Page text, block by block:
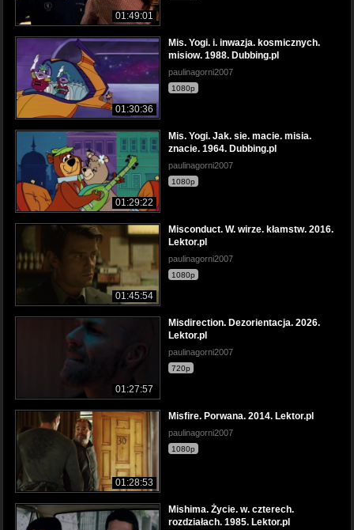
01:49:01
01:30:36
Mis. Yogi. i. inwazja. kosmicznych.
misiow. 1988. Dubbing.pl
paulinagorni2007
1080p
01:29:22
Mis. Yogi. Jak. sie. macie. misia.
znacie. 1964. Dubbing.pl
paulinagorni2007
1080p
01:45:54
Misconduct. W. wirze. kłamstw. 2016.
Lektor.pl
paulinagorni2007
1080p
01:27:57
Misdirection. Dezorientacja. 2026.
Lektor.pl
paulinagorni2007
720p
01:28:53
Misfire. Porwana. 2014. Lektor.pl
paulinagorni2007
1080p
Mishima. Życie. w. czterech.
rozdziałach. 1985. Lektor.pl